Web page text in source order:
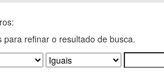
para refinar o resultado de busca.